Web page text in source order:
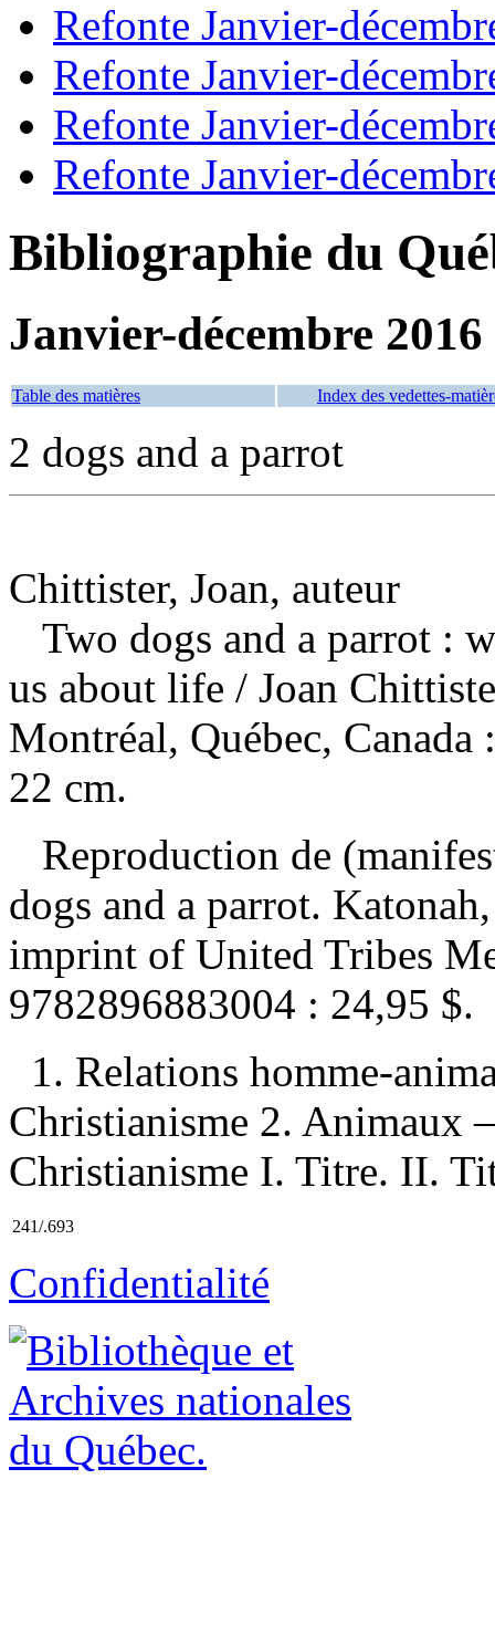
Refonte Janvier-
Refonte Janvier-
Refonte Janvier-
Refonte Janvier-
Bibliographie du
Janvier-décembre 2016
Table des matières Index des vedettes-
2 dogs and a parrot
Chittister, Joan, auteur
Two dogs and a parrot :
us about life / Joan
Montréal, Québec,
22 cm.
Reproduction de
dogs and a parrot.
imprint of United Tribes
9782896883004 : 24,95 $.
1. Relations homme-
Christianisme 2.
Christianisme I. Titre. II.
241/.693
Confidentialité